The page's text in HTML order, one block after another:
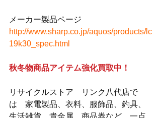
メーカー製品ページ
http://www.sharp.co.jp/aquos/products/lc
19k30_spec.html
秋冬物商品アイテム強化買取中！
リサイクルストア　リンク八代店で
は　家電製品、衣料、服飾品、釣具、
生活雑貨、貴金属、商品券など　一点